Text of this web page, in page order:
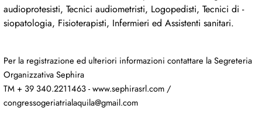
audioprotesisti, Tecnici audiometristi, Logopedisti, Tecnici di ­
siopatologia, Fisioterapisti, Infermieri ed Assistenti sanitari.
Per la registrazione ed ulteriori informazioni contattare la Segreteria
Organizzativa Sephira
TM + 39 340.2211463 - www.sephirasrl.com /
congressogeriatrialaquila@gmail.com